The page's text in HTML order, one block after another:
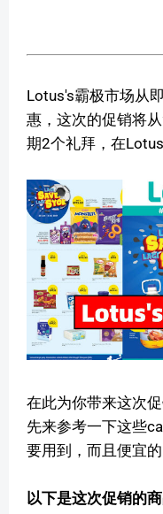
Lotus's霸极市场从
惠，这次的促销将
期2个礼拜，在
在此为你带来这次
先来参考一下这些
要用到，而且便宜
以下是这次促销的